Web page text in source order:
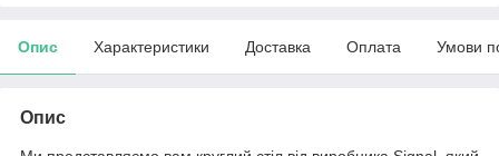
Опис Характеристики Доставка Оплата Умови
Опис